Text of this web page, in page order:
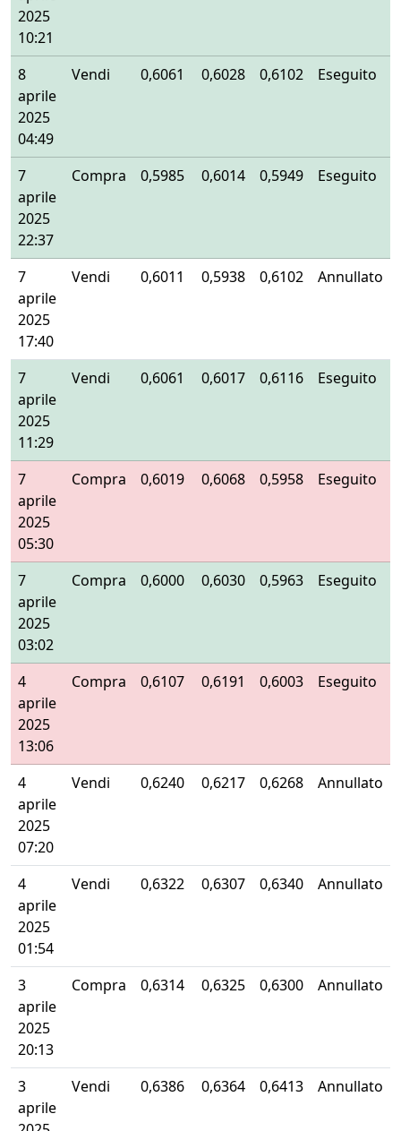
2025
10:21
8
aprile
2025
04:49
Vendi 0,6061 0,6028 0,6102 Eseguito
7
aprile
2025
22:37
Compra 0,5985 0,6014 0,5949 Eseguito
7
aprile
2025
17:40
Vendi 0,6011 0,5938 0,6102 Annullato
7
aprile
2025
11:29
Vendi 0,6061 0,6017 0,6116 Eseguito
7
aprile
2025
05:30
Compra 0,6019 0,6068 0,5958 Eseguito
7
aprile
2025
03:02
Compra 0,6000 0,6030 0,5963 Eseguito
4
aprile
2025
13:06
Compra 0,6107 0,6191 0,6003 Eseguito
4
aprile
2025
07:20
Vendi 0,6240 0,6217 0,6268 Annullato
4
aprile
2025
01:54
Vendi 0,6322 0,6307 0,6340 Annullato
3
aprile
2025
20:13
Compra 0,6314 0,6325 0,6300 Annullato
3
aprile
Vendi 0,6386 0,6364 0,6413 Annullato